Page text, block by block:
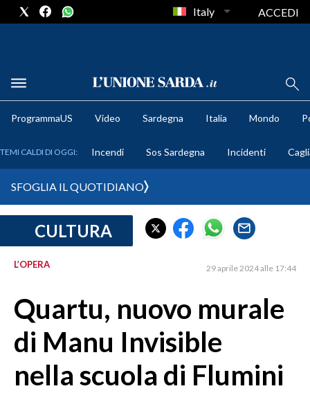
METEO
CRONACA SARDEGNA
MEDIO CAMPIDANO
ORISTANO E PROVINCIA
GALLURA
Italy ACCEDI
ProgrammaUS Video Sardegna Italia Mondo
TEMI CALDI DI OGGI: Incendi Sos Sardegna Incidenti
SFOGLIA IL QUOTIDIANO
CULTURA
L’OPERA 29 aprile 2024 alle 17:44
Quartu, nuovo murale
di Manu Invisible
nella scuola di Flumini